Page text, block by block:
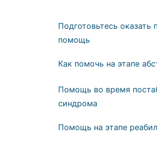
Подготовьтесь оказать
помощь
Как помочь на этапе
Помощь во время
синдрома
Помощь на этапе